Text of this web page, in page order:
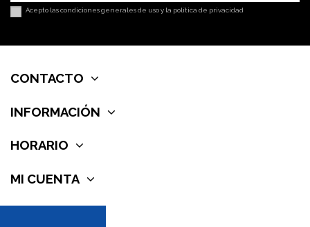
Acepto lascondiciones generales de usoy la política de privacidad
CONTACTO
INFORMACIÓN
HORARIO
MI CUENTA